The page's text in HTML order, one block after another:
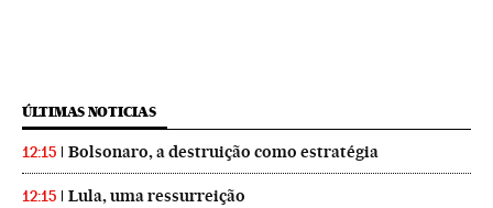
ÚLTIMAS NOTICIAS
12:15 Bolsonaro, a destruição como estratégia
12:15 Lula, uma ressurreição